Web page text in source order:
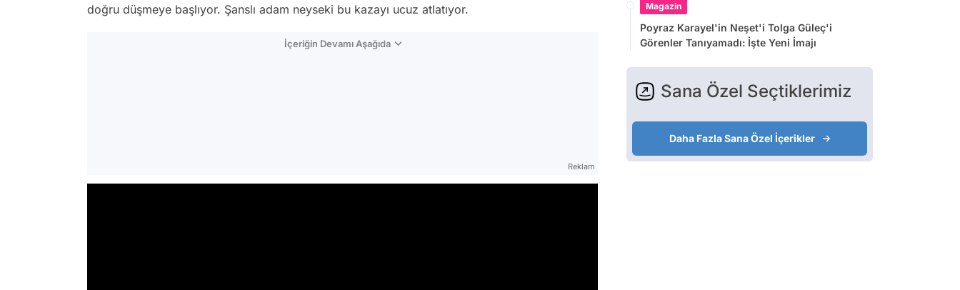
doğru düşmeye başlıyor. Şanslı adam neyseki bu kazayı ucuz atlatıyor.
İçeriğin Devamı Aşağıda
Reklam
Magazin
Poyraz Karayel'in Neşet'i Tolga Güleç'i
Görenler Tanıyamadı: İşte Yeni İmajı
Sana Özel Seçtiklerimiz
Daha Fazla Sana Özel İçerikler